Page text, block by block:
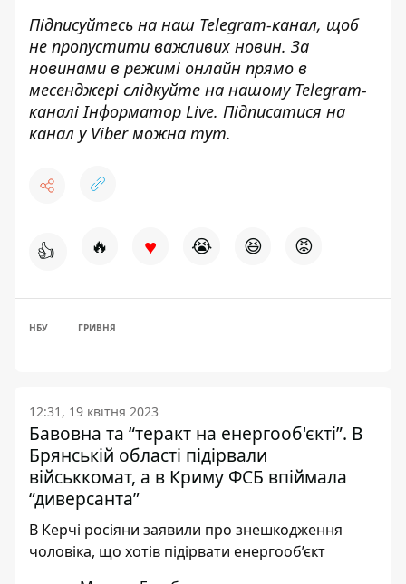
Підписуйтесь на наш Telegram-канал, щоб
не пропустити важливих новин. За
новинами в режимі онлайн прямо в
месенджері слідкуйте на нашому Telegram-
каналі Інформатор Live. Підписатися на
канал у Viber можна тут.
👍 🔥 ♥ 😭 😆 😡
НБУ ГРИВНЯ
12:31, 19 квітня 2023
Бавовна та “теракт на енергооб'єкті”. В
Брянській області підірвали
військкомат, а в Криму ФСБ впіймала
“диверсанта”
В Керчі росіяни заявили про знешкодження
чоловіка, що хотів підірвати енергооб’єкт